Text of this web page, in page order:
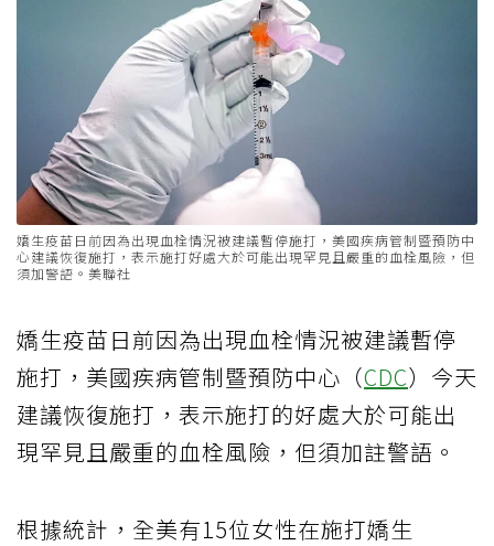
嬌生疫苗日前因為出現血栓情況被建議暫停施打，美國疾病管制暨預防中
心建議恢復施打，表示施打好處大於可能出現罕見且嚴重的血栓風險，但
須加警語。美聯社
嬌生疫苗日前因為出現血栓情況被建議暫停
施打，美國疾病管制暨預防中心（CDC）今天
建議恢復施打，表示施打的好處大於可能出
現罕見且嚴重的血栓風險，但須加註警語。
根據統計，全美有15位女性在施打嬌生